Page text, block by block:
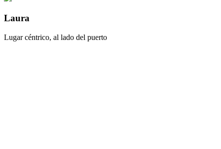
Laura
Lugar céntrico, al lado del puerto